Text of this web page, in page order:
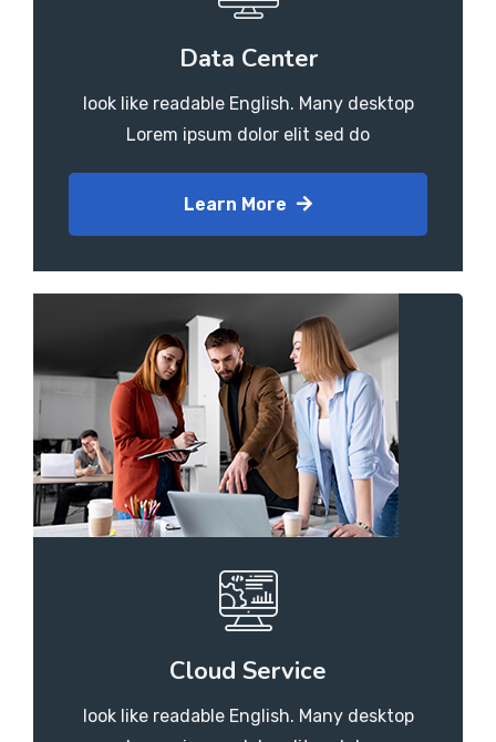
Data Center
look like readable English. Many desktop
Lorem ipsum dolor elit sed do
Learn More
Cloud Service
look like readable English. Many desktop